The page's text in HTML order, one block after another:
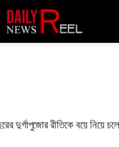
দুর্গাপুজোর রীতিকে বয়ে নিয়ে